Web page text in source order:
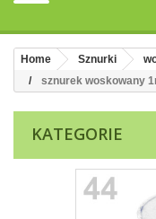
Home Sznurki
sznurek woskowany
KATEGORIE